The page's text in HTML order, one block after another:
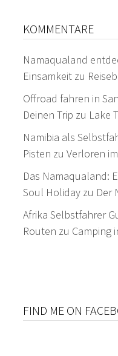
KOMMENTARE
Namaqualand
Einsamkeit zu
Offroad fahren in
Deinen Trip zu Lake
Namibia als
Pisten zuVerloren
Das Namaqualand:
Soul Holiday zu Der
Afrika Selbstfahrer
Routen zu Camping
FIND ME ON